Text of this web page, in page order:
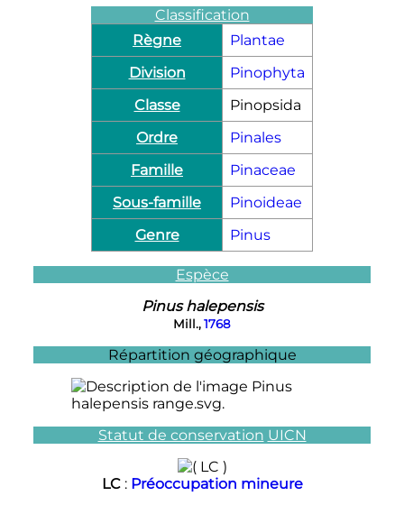
Classification
Règne
Plantae
Division
Pinophyta
Classe
Pinopsida
Ordre
Pinales
Famille
Pinaceae
Sous-famille
Pinoideae
Genre
Pinus
Espèce
Pinus halepensis
Mill.,1768
Répartition géographique
Statut de conservation UICN
LC : Préoccupation mineure